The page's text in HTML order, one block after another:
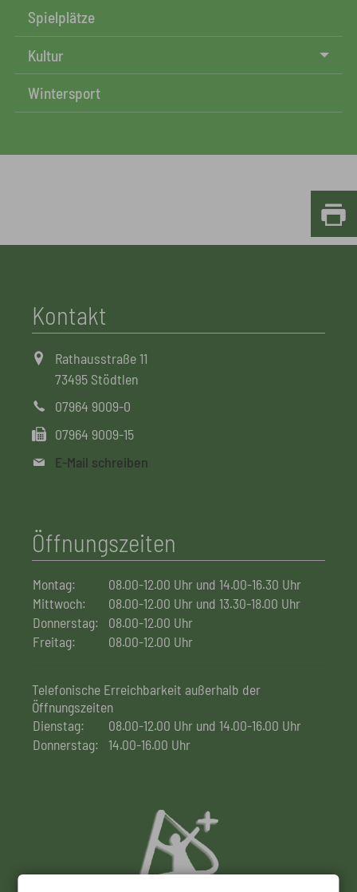
Spielplätze
Kultur
Wintersport
Kontakt
Rathausstraße 11
73495 Stödtlen
07964 9009-0
07964 9009-15
E-Mail schreiben
Öffnungszeiten
Montag:
08.00-12.00 Uhr und 14.00-16.30 Uhr
Mittwoch:
08.00-12.00 Uhr und 13.30-18.00 Uhr
Donnerstag:
08.00-12.00 Uhr
Freitag:
08.00-12.00 Uhr
Telefonische Erreichbarkeit außerhalb der
Öffnungszeiten
Dienstag:
08.00-12.00 Uhr und 14.00-16.00 Uhr
Donnerstag: 14.00-16.00 Uhr